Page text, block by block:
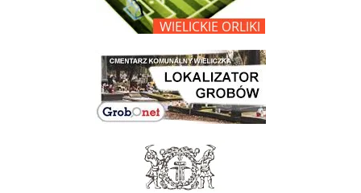
link do lokalizatora grobów na wielickim cmentarzu - grobnet
link do strony - Muzeum Żup Krakowskich Wieliczka